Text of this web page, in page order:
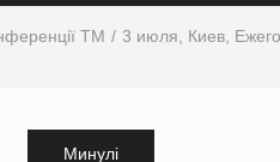
ТМ
3 июля, Киев,
Минулі